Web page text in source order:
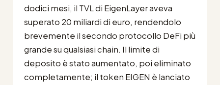
dodici mesi, il TVL di EigenLayer aveva
superato 20 miliardi di euro, rendendolo
brevemente il secondo protocollo DeFi più
grande su qualsiasi chain. Il limite di
deposito è stato aumentato, poi eliminato
completamente; il token EIGEN è lanciato